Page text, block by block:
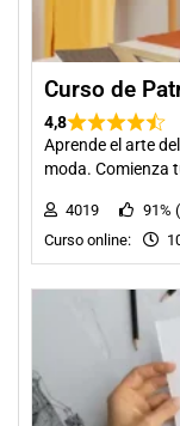
Curso de
4,8
Aprende el arte
moda. Comienza
4019
91%
Curso online: